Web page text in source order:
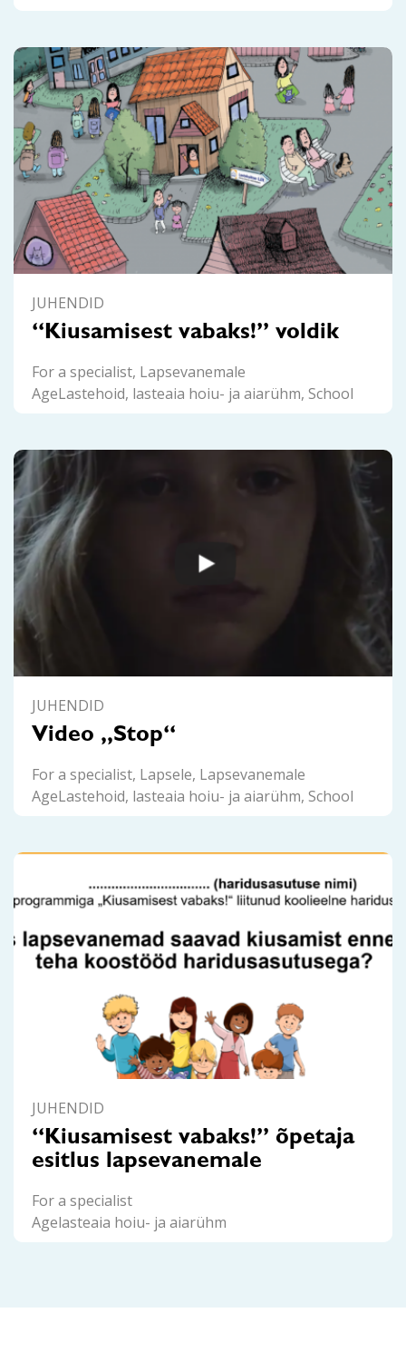
JUHENDID
“Kiusamisest vabaks!” voldik
For a specialist, Lapsevanemale
AgeLastehoid, lasteaia hoiu- ja aiarühm, School
JUHENDID
Video „Stop“
For a specialist, Lapsele, Lapsevanemale
AgeLastehoid, lasteaia hoiu- ja aiarühm, School
JUHENDID
“Kiusamisest vabaks!” õpetaja
esitlus lapsevanemale
For a specialist
Agelasteaia hoiu- ja aiarühm